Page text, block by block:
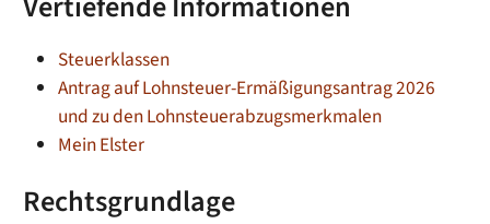
Steuerklassen
Antrag auf Lohnsteuer-Ermäßigungsantrag 2026
und zu den Lohnsteuerabzugsmerkmalen
Mein Elster
Rechtsgrundlage